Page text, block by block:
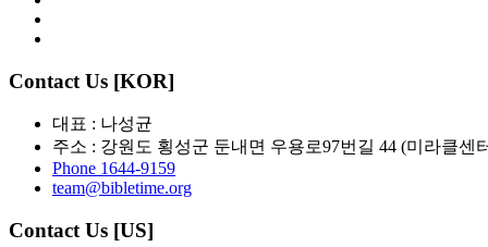
Contact Us [KOR]
대표 : 나성균
주소 : 강원도 횡성군 둔내면 우용로97번길 44 (미라클센
Phone 1644-9159
team@bibletime.org
Contact Us [US]